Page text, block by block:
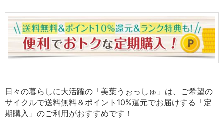
日々の暮らしに大活躍の「美葉うぉっしゅ」は、ご希望の
サイクルで送料無料＆ポイント10%還元でお届けする「定
期購入」のご利用がおすすめです！